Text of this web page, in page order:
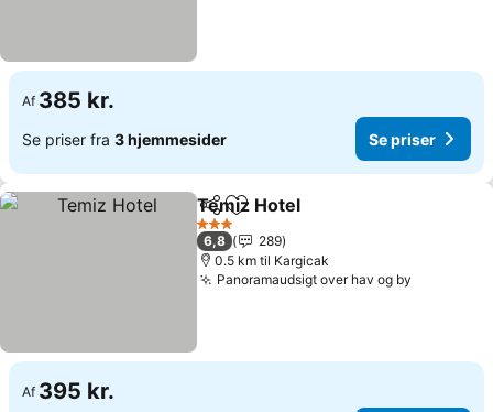
Af 385 kr.
Se priser fra 3 hjemmesider Se priser
Del Føj til favoritter
Temiz Hotel
3 Stjerner
6,8
289
0.5 km til Kargicak
Panoramaudsigt over hav og by
Af 395 kr.